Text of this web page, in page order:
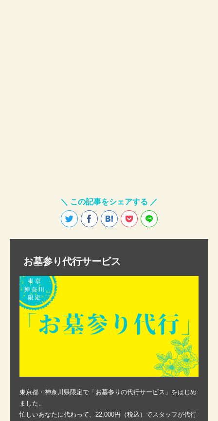
＼ この記事をシェアする ／
お墓参り代行サービス
東京都・神奈川県限定で「お墓参りの代行サービス」をはじめ
ました。
忙しいあなたに代わって、22,000円（税込）でスタッフが代行